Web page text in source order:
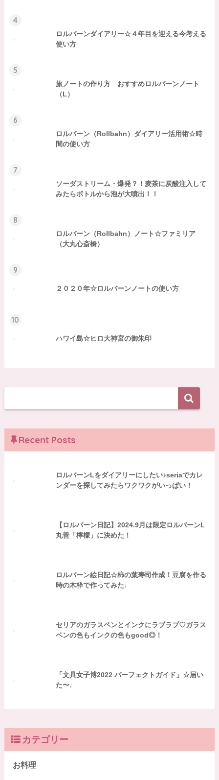
4
ロルバーンダイアリー☆４年目を迎える今考える
使い方
5
旅ノートの作り方 おすすめロルバーンノート
（L）
6
ロルバーン（Rollbahn）ダイアリー活用術☆時
間の使い方
7
ソーダストリーム・爆発？！麦茶に炭酸注入して
みたらボトルから泡が大噴出！！
8
ロルバーン（Rollbahn）ノート☆ファミリア
（大丸心斎橋）
9
２０２０年☆ロルバーンノートの使い方
10
ハワイ島☆ヒロ大神宮の御朱印
Recent Posts
ロルバーンLをダイアリーにしたい♪seriaでカレ
ンダーを探してみたらワクワクがいっぱい！
【ロルバーン日記】2024.9月は限定ロルバーンL
丸善「檸檬」に決めた！
ロルバーン絵日記☆柿の葉寿司作成！豆腐を作る
時の木枠で作ってみた♩
セリアのガラスペンとインクにラブラブ♡ガラス
ペンの色もインクの色もgood◎！
「文具女子博2022 パーフェクトガイド」☆届い
た〜♩
カテゴリー
お料理